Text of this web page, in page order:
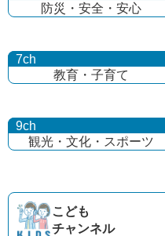
防災・安全・安心
7ch
教育・子育て
9ch
観光・文化・ スポーツ
こども
チャンネル